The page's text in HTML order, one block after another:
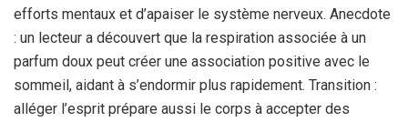
efforts mentaux et d’apaiser le système nerveux. Anecdote
: un lecteur a découvert que la respiration associée à un
parfum doux peut créer une association positive avec le
sommeil, aidant à s’endormir plus rapidement. Transition :
alléger l’esprit prépare aussi le corps à accepter des